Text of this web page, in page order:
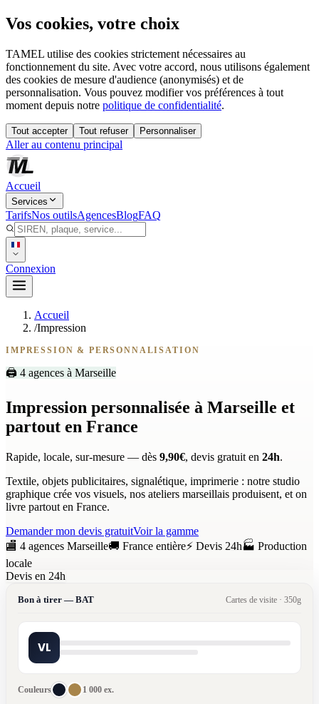
Vos cookies, votre choix
TAMEL utilise des cookies strictement nécessaires au
fonctionnement du site. Avec votre accord, nous utilisons également
des cookies de mesure d'audience (anonymisés) et de
personnalisation. Vous pouvez modifier vos préférences à tout
moment depuis notre politique de confidentialité.
Tout accepter Tout refuser Personnaliser
Aller au contenu principal
Accueil
Services
TarifsNos outilsAgencesBlogFAQ
Connexion
Accueil
/Impression
IMPRESSION & PERSONNALISATION
🖨️ 4 agences à Marseille
Impression personnalisée à Marseille et
partout en France
Rapide, locale, sur-mesure — dès 9,90€, devis gratuit en 24h.
Textile, objets publicitaires, signalétique, imprimerie : notre studio
graphique crée vos visuels, nos ateliers marseillais produisent, et on
livre partout en France.
Demander mon devis gratuitVoir la gamme
🏬 4 agences Marseille🚚 France entière⚡ Devis 24h🏭 Production
locale
Devis en 24h
Bon à tirer — BAT Cartes de visite · 350g
VL
Couleurs 1 000 ex.